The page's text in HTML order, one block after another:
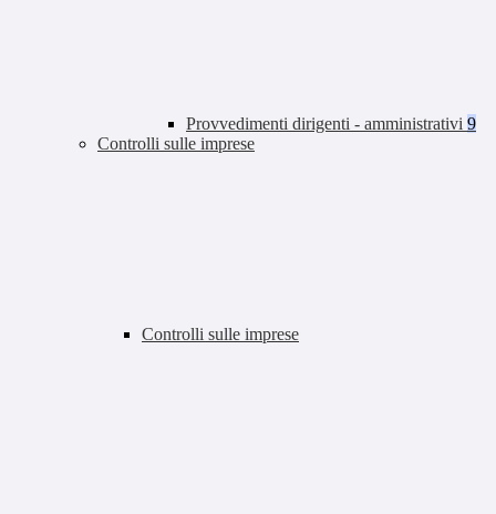
Provvedimenti dirigenti - amministrativi 9
Controlli sulle imprese
Controlli sulle imprese